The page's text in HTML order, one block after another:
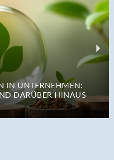
IN UNTERNEHMEN:
DARÜBER HINAUS